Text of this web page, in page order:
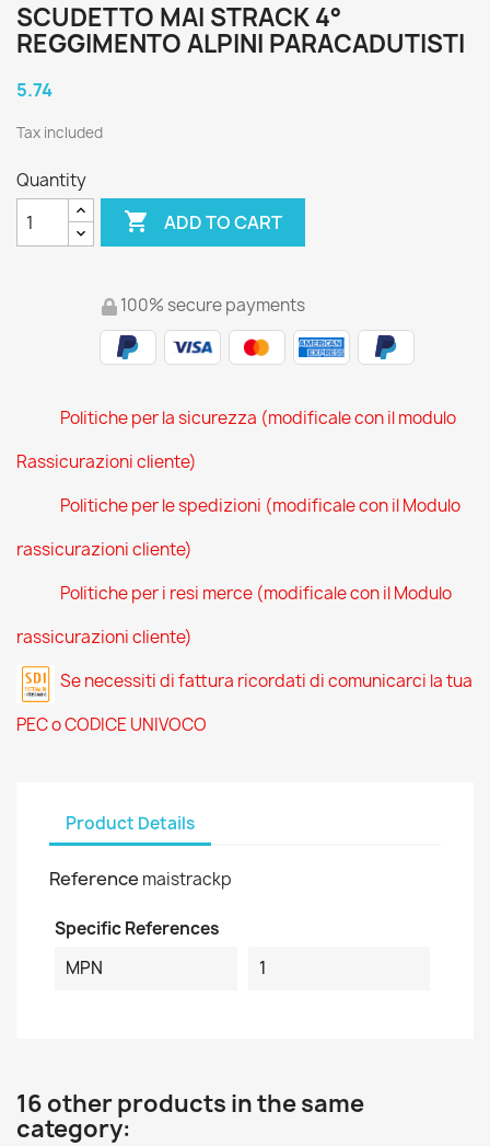
SCUDETTO MAI STRACK 4°
REGGIMENTO ALPINI PARACADUTISTI
5.74
Tax included
Quantity
 ADD TO CART
100% secure payments
Politiche per la sicurezza (modificale con il modulo
Rassicurazioni cliente)
Politiche per le spedizioni (modificale con il Modulo
rassicurazioni cliente)
Politiche per i resi merce (modificale con il Modulo
rassicurazioni cliente)
Se necessiti di fattura ricordati di comunicarci la tua
PEC o CODICE UNIVOCO
Product Details
Reference maistrackp
Specific References
MPN
1
16 other products in the same
category: